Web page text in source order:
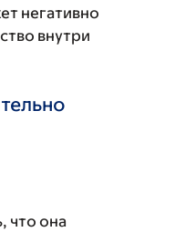
негативно
внутри
что она